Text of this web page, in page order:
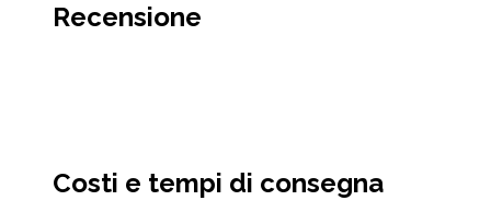
Recensione
Costi e tempi di consegna